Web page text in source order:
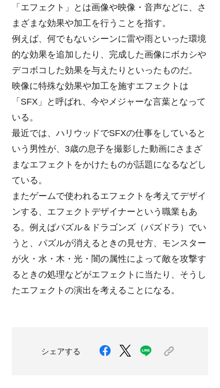
「エフェクト」とは画像や映像・音声などに、さ
まざまな効果や加工を行うことを指す。
例えば、何でもないシーンに雷や雨といった環境
的な効果を追加したり、完成した画像にボカシや
デコボコした効果を与えたりといったものだ。
映像に特殊な効果や加工を施すエフェクトは
「SFX」と呼ばれ、今やメジャーな言葉となって
いる。
最近では、ハリウッドでSFXの仕事をしていると
いう男性が、3歳の息子を撮影した動画にさまざ
まなエフェクトをかけたものが話題になるなどし
ている。
またゲームで使われるエフェクトを考えてデザイ
ンする、エフェクトデザイナーという職業もあ
る。例えばパズル＆ドラゴンズ（パズドラ）でい
うと、パズルが消えるときの見せ方、モンスター
が火・水・木・光・闇の属性によって敵を攻撃す
るときの処理などがエフェクトに当たり、そうし
たエフェクトの演出を考えることになる。
シェアする